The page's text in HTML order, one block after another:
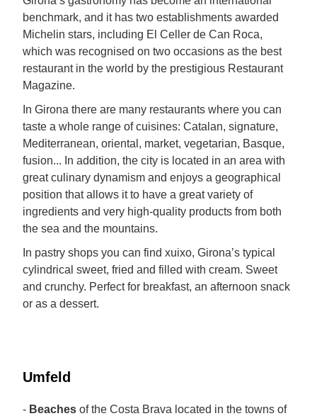
benchmark, and it has two establishments awarded
Michelin stars, including El Celler de Can Roca,
which was recognised on two occasions as the best
restaurant in the world by the prestigious Restaurant
Magazine.
In Girona there are many restaurants where you can
taste a whole range of cuisines: Catalan, signature,
Mediterranean, oriental, market, vegetarian, Basque,
fusion... In addition, the city is located in an area with
great culinary dynamism and enjoys a geographical
position that allows it to have a great variety of
ingredients and very high-quality products from both
the sea and the mountains.
In pastry shops you can find xuixo, Girona’s typical
cylindrical sweet, fried and filled with cream. Sweet
and crunchy. Perfect for breakfast, an afternoon snack
or as a dessert.
Umfeld
- Beaches of the Costa Brava located in the towns of